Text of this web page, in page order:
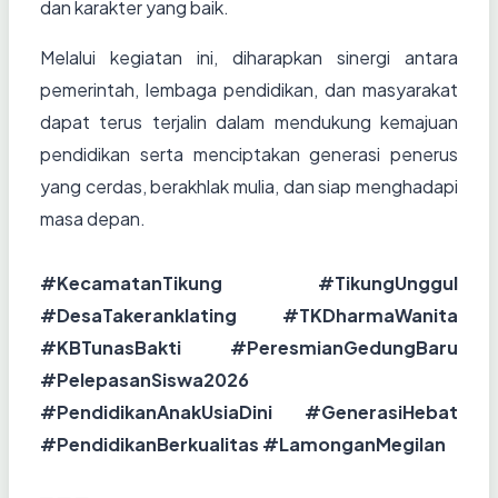
dan karakter yang baik.
Melalui kegiatan ini, diharapkan sinergi antara
pemerintah, lembaga pendidikan, dan masyarakat
dapat terus terjalin dalam mendukung kemajuan
pendidikan serta menciptakan generasi penerus
yang cerdas, berakhlak mulia, dan siap menghadapi
masa depan.
#KecamatanTikung #TikungUnggul
#DesaTakeranklating #TKDharmaWanita
#KBTunasBakti #PeresmianGedungBaru
#PelepasanSiswa2026
#PendidikanAnakUsiaDini #GenerasiHebat
#PendidikanBerkualitas #LamonganMegilan